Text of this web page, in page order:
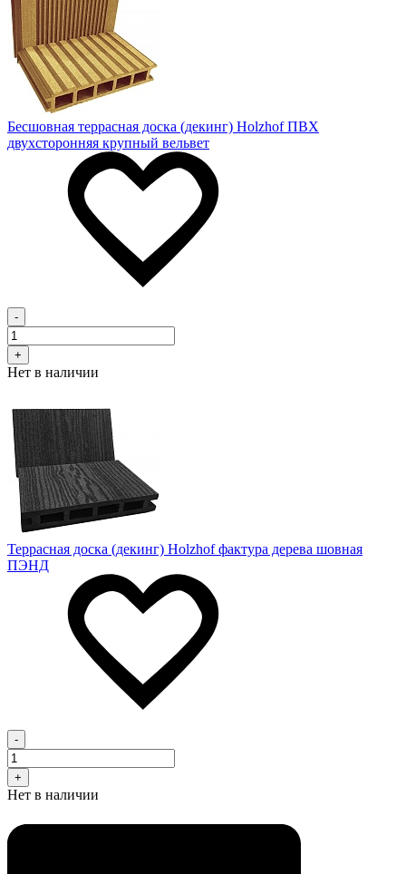
Бесшовная террасная доска (декинг) Holzhof ПВХ
двухсторонняя крупный вельвет
-
+
Нет в наличии
Террасная доска (декинг) Holzhof фактура дерева шовная
ПЭНД
-
+
Нет в наличии